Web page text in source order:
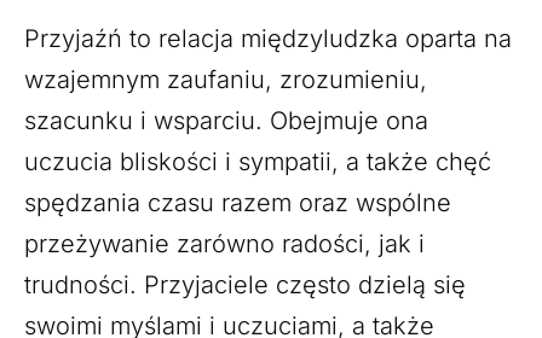
Przyjaźń to relacja międzyludzka oparta na
wzajemnym zaufaniu, zrozumieniu,
szacunku i wsparciu. Obejmuje ona
uczucia bliskości i sympatii, a także chęć
spędzania czasu razem oraz wspólne
przeżywanie zarówno radości, jak i
trudności. Przyjaciele często dzielą się
swoimi myślami i uczuciami, a także